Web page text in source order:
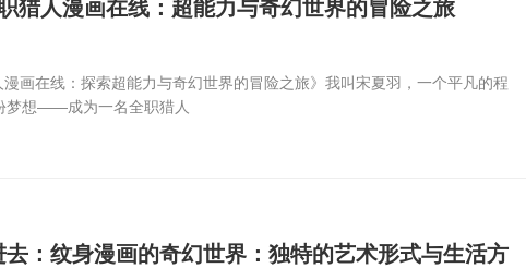
猎人漫画在线：超能力与奇幻世界的冒险之旅
画在线：探索超能力与奇幻世界的冒险之旅》我叫宋夏羽，一个平凡的程
梦想——成为一名全职猎人
：纹身漫画的奇幻世界：独特的艺术形式与生活方